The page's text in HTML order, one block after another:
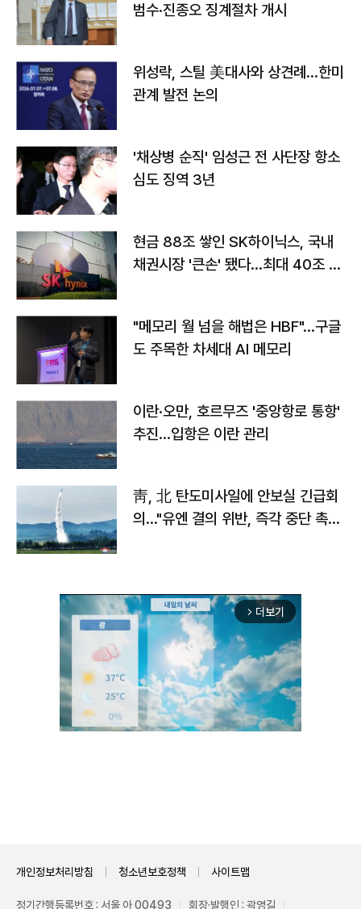
범수·진종오 징계절차 개시
위성락, 스틸 美대사와 상견례…한미
관계 발전 논의
'채상병 순직' 임성근 전 사단장 항소
심도 징역 3년
현금 88조 쌓인 SK하이닉스, 국내
채권시장 '큰손' 됐다…최대 40조 투
"메모리 월 넘을 해법은 HBF"…구글
도 주목한 차세대 AI 메모리
이란·오만, 호르무즈 '중앙항로 통항'
추진…입항은 이란 관리
靑, 北 탄도미사일에 안보실 긴급회
의…"유엔 결의 위반, 즉각 중단 촉
arrow_forward_ios 더보기
개인정보처리방침 청소년보호정책 사이트맵
정기간행등록번호 : 서울 아 00493 회장·발행인 : 곽영길